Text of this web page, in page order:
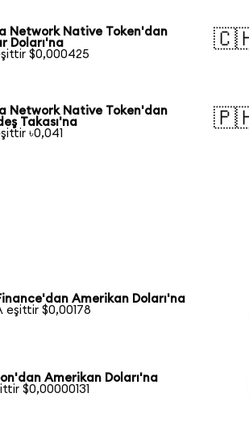
Network Native Token'dan
Doları'na
$0,000425
Network Native Token'dan
Takası'na
৳0,041
Amerikan Doları'na
eşittir $0,00178
Amerikan Doları'na
$0,00000131